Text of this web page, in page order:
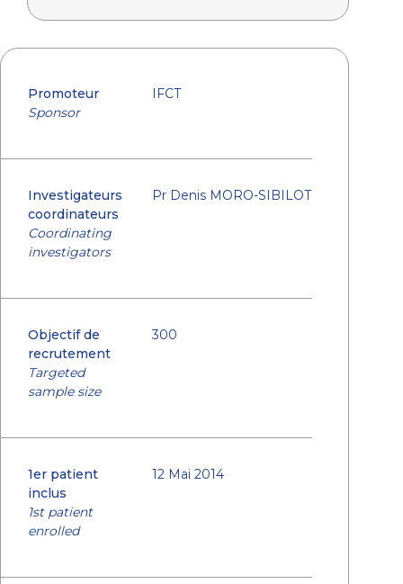
Promoteur
Sponsor
IFCT
Investigateurs
coordinateurs
Coordinating
investigators
Pr Denis MORO-SIBILOT
Objectif de
recrutement
Targeted
sample size
300
1er patient
inclus
1st patient
enrolled
12 Mai 2014